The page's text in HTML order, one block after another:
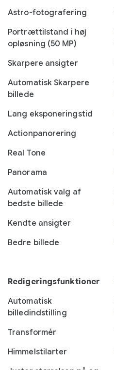
Astro-fotografering
Portrættilstand i høj
opløsning (50 MP)
Skarpere ansigter
Automatisk Skarpere
billede
Lang eksponeringstid
Actionpanorering
Real Tone
Panorama
Automatisk valg af
bedste billede
Kendte ansigter
Bedre billede
Redigeringsfunktioner
Automatisk
billedindstilling
Transformér
Himmelstilarter